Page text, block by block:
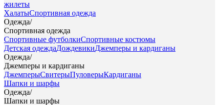
жилеты
ХалатыСпортивная одежда
Одежда/
Спортивная одежда
Спортивные футболкиСпортивные костюмы
Детская одеждаДождевикиДжемперы и кардиганы
Одежда/
Джемперы и кардиганы
ДжемперыСвитерыПуловерыКардиганы
Шапки и шарфы
Одежда/
Шапки и шарфы